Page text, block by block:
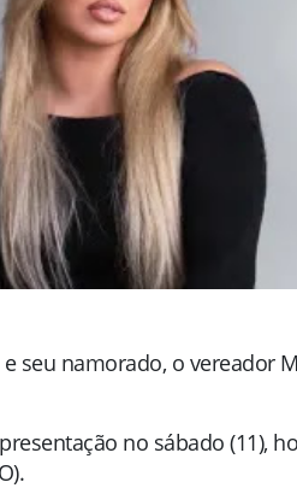
seu namorado, o vereador
no sábado (11),